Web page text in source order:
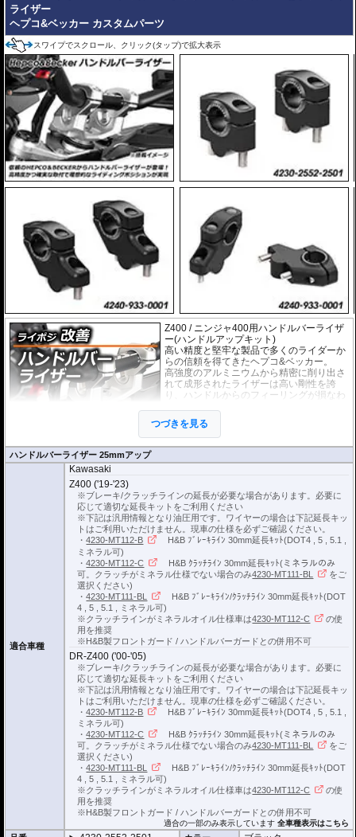
ライザー
ヘプコ&ベッカー カスタムパーツ
スワイプでスクロール、クリック(タップ)で拡大表示
Z400 / ニンジャ400用ハンドルバーライザ
ー(ハンドルアップキット)
高い精度と堅牢な製品で多くのライダーか
らの信頼を得てきたヘプコ&ベッカー。
高強度のアルミニウムから精密に削り出さ
れて成形されたライザーは高い剛性を誇
り、ハンドルからのフィーリングが損なわ
EUの工業製品安全規格「TÜV」を取得
し、他のヘプコの商品と同様に高い安全
性、信頼性の商品となっております。
※車体の個体差によりブレーキ/クラッチラインの延長が必要な場合がありま
ブレーキ/クラッチラインの延長にはヘプコ&ベッカーの延長キットがおすすめ
をご確認ください。
つづきを見る
ハンドルバーライザー 25mmアップ
適合車種
Kawasaki
Z400 ('19-'23)
※ブレーキ/クラッチラインの延長が必要な場合があります。必要に
応じて適切な延長キットをご利用ください
※下記は汎用情報となり油圧用です。ワイヤーの場合は下記延長キッ
トはご利用いただけません。現車の仕様を必ずご確認ください。
・4230-MT112-B
H&B ﾌﾞﾚｰｷﾗｲﾝ 30mm延長ｷｯﾄ(DOT4 , 5 , 5.1 ,
ミネラル可)
・4230-MT112-C
H&B ｸﾗｯﾁﾗｲﾝ 30mm延長ｷｯﾄ(ミネラルのみ
可。クラッチがミネラル仕様でない場合のみ4230-MT111-BL
をご
選択ください)
・4230-MT111-BL
H&B ﾌﾞﾚｰｷﾗｲﾝ/ｸﾗｯﾁﾗｲﾝ 30mm延長ｷｯﾄ(DOT
4 , 5 , 5.1 , ミネラル可)
※クラッチラインがミネラルオイル仕様車は4230-MT112-C
の使
用を推奨
※H&B製フロントガード / ハンドルバーガードとの併用不可
DR-Z400 ('00-'05)
※ブレーキ/クラッチラインの延長が必要な場合があります。必要に
応じて適切な延長キットをご利用ください
※下記は汎用情報となり油圧用です。ワイヤーの場合は下記延長キッ
トはご利用いただけません。現車の仕様を必ずご確認ください。
・4230-MT112-B
H&B ﾌﾞﾚｰｷﾗｲﾝ 30mm延長ｷｯﾄ(DOT4 , 5 , 5.1 ,
ミネラル可)
・4230-MT112-C
H&B ｸﾗｯﾁﾗｲﾝ 30mm延長ｷｯﾄ(ミネラルのみ
可。クラッチがミネラル仕様でない場合のみ4230-MT111-BL
をご
選択ください)
・4230-MT111-BL
H&B ﾌﾞﾚｰｷﾗｲﾝ/ｸﾗｯﾁﾗｲﾝ 30mm延長ｷｯﾄ(DOT
4 , 5 , 5.1 , ミネラル可)
※クラッチラインがミネラルオイル仕様車は4230-MT112-C
の使
用を推奨
※H&B製フロントガード / ハンドルバーガードとの併用不可
適合の一部のみ表示しています全車種表示はこちら